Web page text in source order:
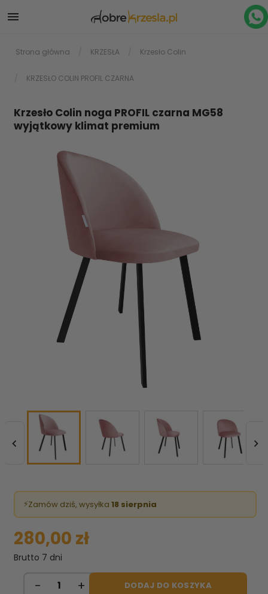

Strona główna KRZESŁA Krzesło Colin
KRZESŁO COLIN PROFIL CZARNA
Krzesło Colin noga PROFIL czarna MG58
wyjątkowy klimat premium
 
⚡Zamów dziś, wysyłka 18 sierpnia
280,00 zł
Brutto 7 dni
DODAJ DO KOSZYKA